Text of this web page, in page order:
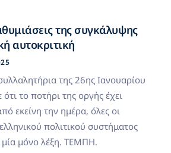
της συγκάλυψης
αυτοκριτική
της 26ης Ιανουαρίου
ότι το ποτήρι της οργής έχει
εκείνη την ημέρα, όλες οι
πολιτικού συστήματος
μία μόνο λέξη. ΤΕΜΠΗ.